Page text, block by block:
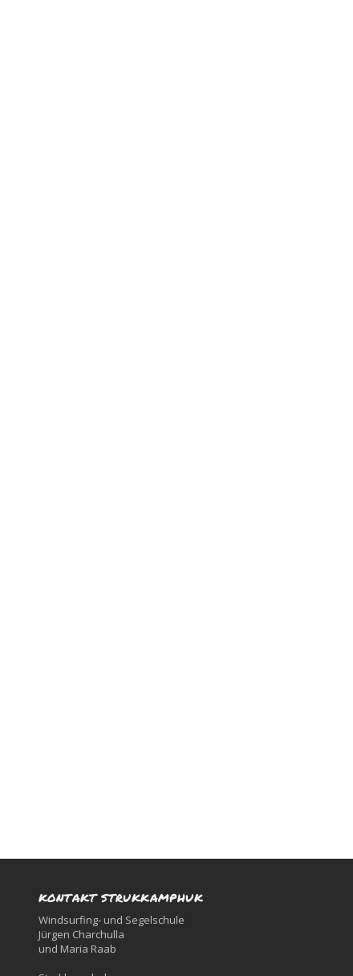
KONTAKT STRUKKAMPHUK
Windsurfing- und Segelschule
Jürgen Charchulla
und Maria Raab